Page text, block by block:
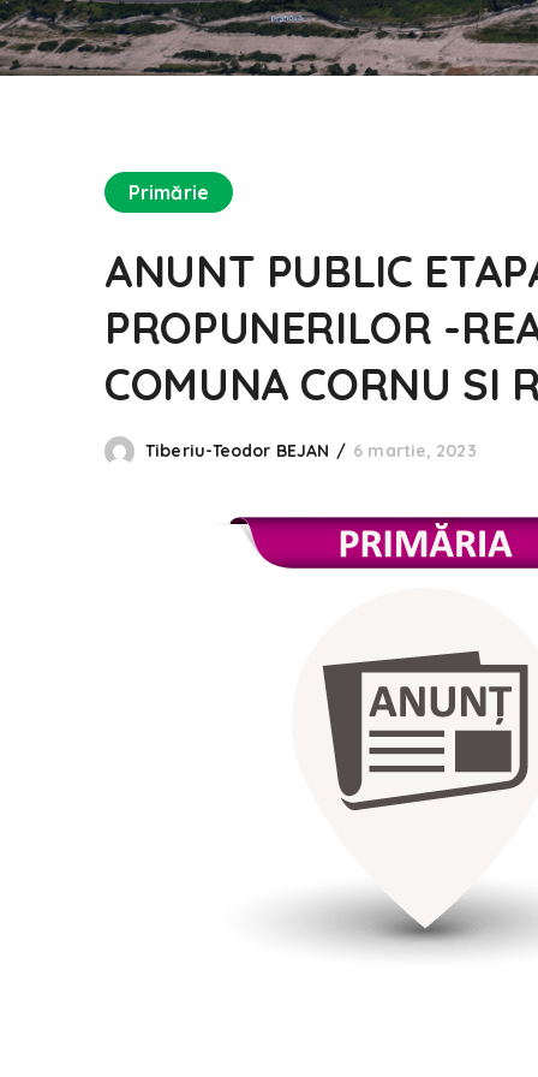
Primărie
ANUNT PUBLIC
PROPUNERILOR -
COMUNA CORNU SI
Tiberiu-Teodor BEJAN 6 martie, 2023